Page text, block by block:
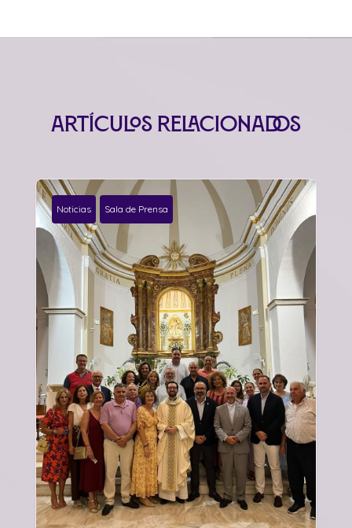
Artículos relacionados
Noticias Sala de Prensa